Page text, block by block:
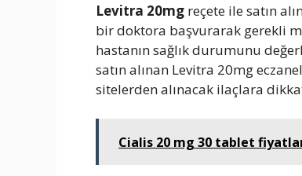
Levitra 20mg reçete ile satın
bir doktora başvurarak gerekli
hastanın sağlık durumunu
satın alınan Levitra 20mg
sitelerden alınacak ilaçlara
Cialis 20 mg 30 tablet